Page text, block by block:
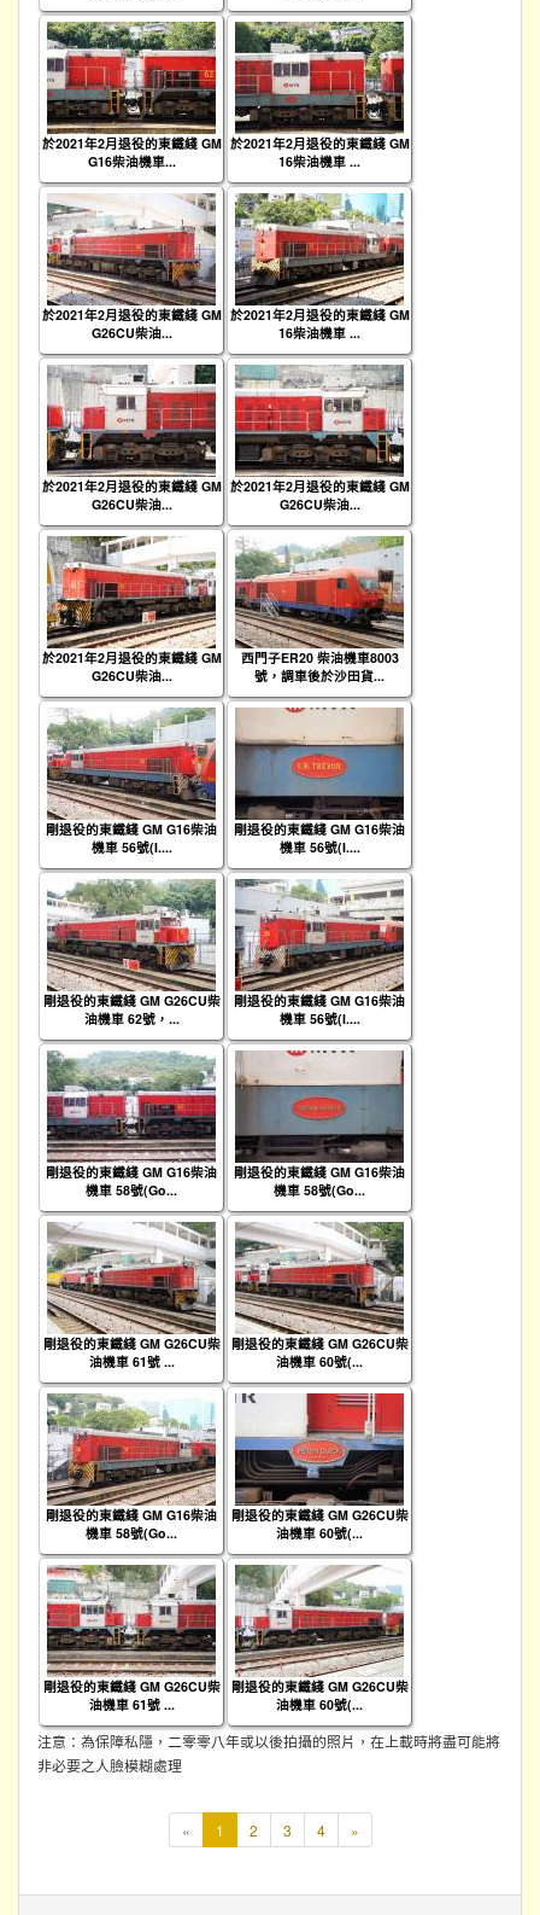
於2021年2月退役的東鐵綫 GM
G16柴油機車...
於2021年2月退役的東鐵綫 GM
16柴油機車 ...
於2021年2月退役的東鐵綫 GM
G26CU柴油...
於2021年2月退役的東鐵綫 GM
16柴油機車 ...
於2021年2月退役的東鐵綫 GM
G26CU柴油...
於2021年2月退役的東鐵綫 GM
G26CU柴油...
於2021年2月退役的東鐵綫 GM
G26CU柴油...
西門子ER20 柴油機車8003
號，調車後於沙田貨...
剛退役的東鐵綫 GM G16柴油
機車 56號(I....
剛退役的東鐵綫 GM G16柴油
機車 56號(I....
剛退役的東鐵綫 GM G26CU柴
油機車 62號，...
剛退役的東鐵綫 GM G16柴油
機車 56號(I....
剛退役的東鐵綫 GM G16柴油
機車 58號(Go...
剛退役的東鐵綫 GM G16柴油
機車 58號(Go...
剛退役的東鐵綫 GM G26CU柴
油機車 61號 ...
剛退役的東鐵綫 GM G26CU柴
油機車 60號(...
剛退役的東鐵綫 GM G16柴油
機車 58號(Go...
剛退役的東鐵綫 GM G26CU柴
油機車 60號(...
剛退役的東鐵綫 GM G26CU柴
油機車 61號 ...
剛退役的東鐵綫 GM G26CU柴
油機車 60號(...
注意：為保障私隱，二零零八年或以後拍攝的照片，在上載時將盡可能將
非必要之人臉模糊處理
« 1
頁
2 3 4 »